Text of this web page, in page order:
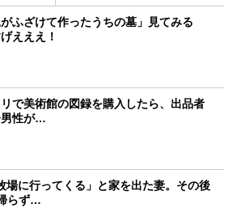
がふざけて作ったうちの墓」見てみる
えええ！
リで美術館の図録を購入したら、出品者
男性が…
場に行ってくる」と家を出た妻。その後
らず…